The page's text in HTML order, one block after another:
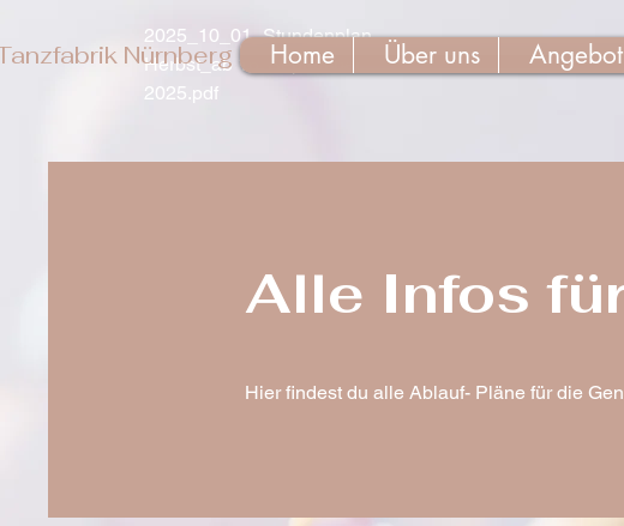
2025_10_01_Stundenplan
Herbst_ab 16. September
2025.pdf
Home Über uns Angebot
Nürnberg
Alle Infos
Hier findest du alle Ablauf- Pläne für die